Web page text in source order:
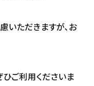
いただきますが、お
ご利用くださいま